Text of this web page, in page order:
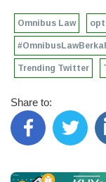
Omnibus Law
Trending Twitter
Share to: